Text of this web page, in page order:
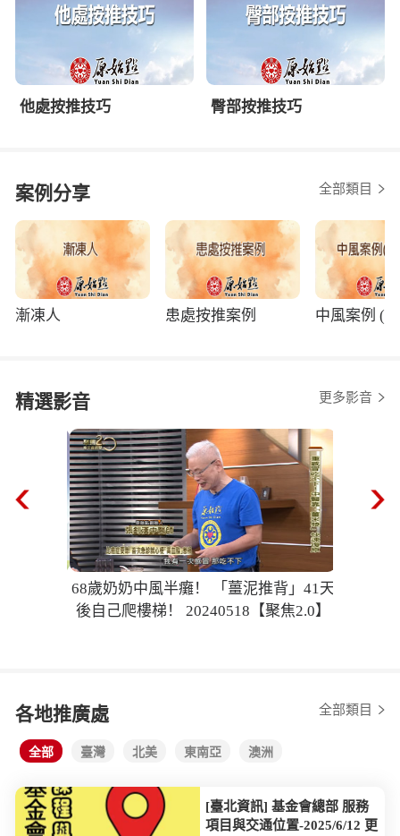
他處按推技巧 臀部按推技巧
案例分享 全部類目
漸凍人 患處按推案例 中風案例 (
精選影音 更多影音
68歲奶奶中風半癱！ 「薑泥推背」41天
後自己爬樓梯！ 20240518【聚焦2.0】
各地推廣處 全部類目
全部 臺灣 北美 東南亞 澳洲
[臺北資訊] 基金會總部 服務
項目與交通位置-2025/6/12 更